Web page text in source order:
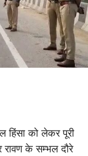
हिंसा को लेकर पूरी
रावण के सम्भल दौरे